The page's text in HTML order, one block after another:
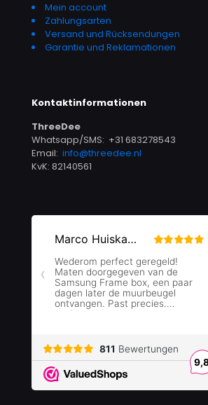
Mein account
Zahlungsarten
Versand und Rücksendungen
Garantie und Reklamationen
Kontaktinformationen
ThreeDee
Whatsapp/SMS: +31 683278543
Email: info@threedee.nl
KvK: 82140561